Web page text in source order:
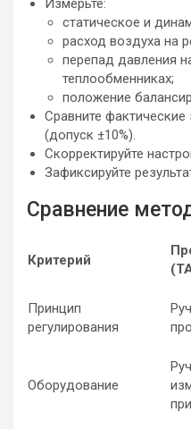
Измерьте:
статическое и
расход воздуха на
перепад давления
теплообменниках;
положение
Сравните
(допуск ±10%).
Скорректируйте
Зафиксируйте
Сравнение
Критерий
Принцип
регулирования
Оборудование